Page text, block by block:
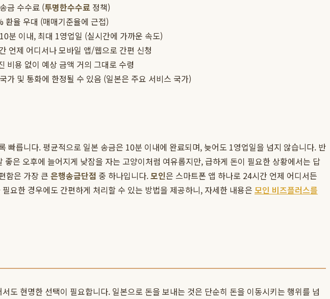
금 수수료 (투명한수수료 정책)
환율 우대 (매매기준율에 근접)
분 이내, 최대 1영업일 (실시간에 가까운 속도)
언제 어디서나 모바일 앱/웹으로 간편 신청
비용 없이 예상 금액 거의 그대로 수령
가 및 통화에 한정될 수 있음 (일본은 주요 서비스 국가)
빠릅니다. 평균적으로 일본 송금은 10분 이내에 완료되며, 늦어도 1영업일을 넘지 않습니다. 반
은 오후에 늘어지게 낮잠을 자는 고양이처럼 여유롭지만, 급하게 돈이 필요한 상황에서는 답
함은 가장 큰 은행송금단점 중 하나입니다.모인은 스마트폰 앱 하나로 24시간 언제 어디서든
요한 경우에도 간편하게 처리할 수 있는 방법을 제공하니, 자세한 내용은 모인 비즈플러스를
도 현명한 선택이 필요합니다. 일본으로 돈을 보내는 것은 단순히 돈을 이동시키는 행위를 넘